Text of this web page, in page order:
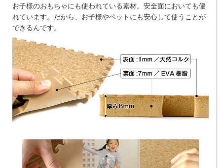
お子様のおもちゃにも使われている素材。安全面においても優
れています。だから、お子様やペットにも安心して使うことが
できるんです。